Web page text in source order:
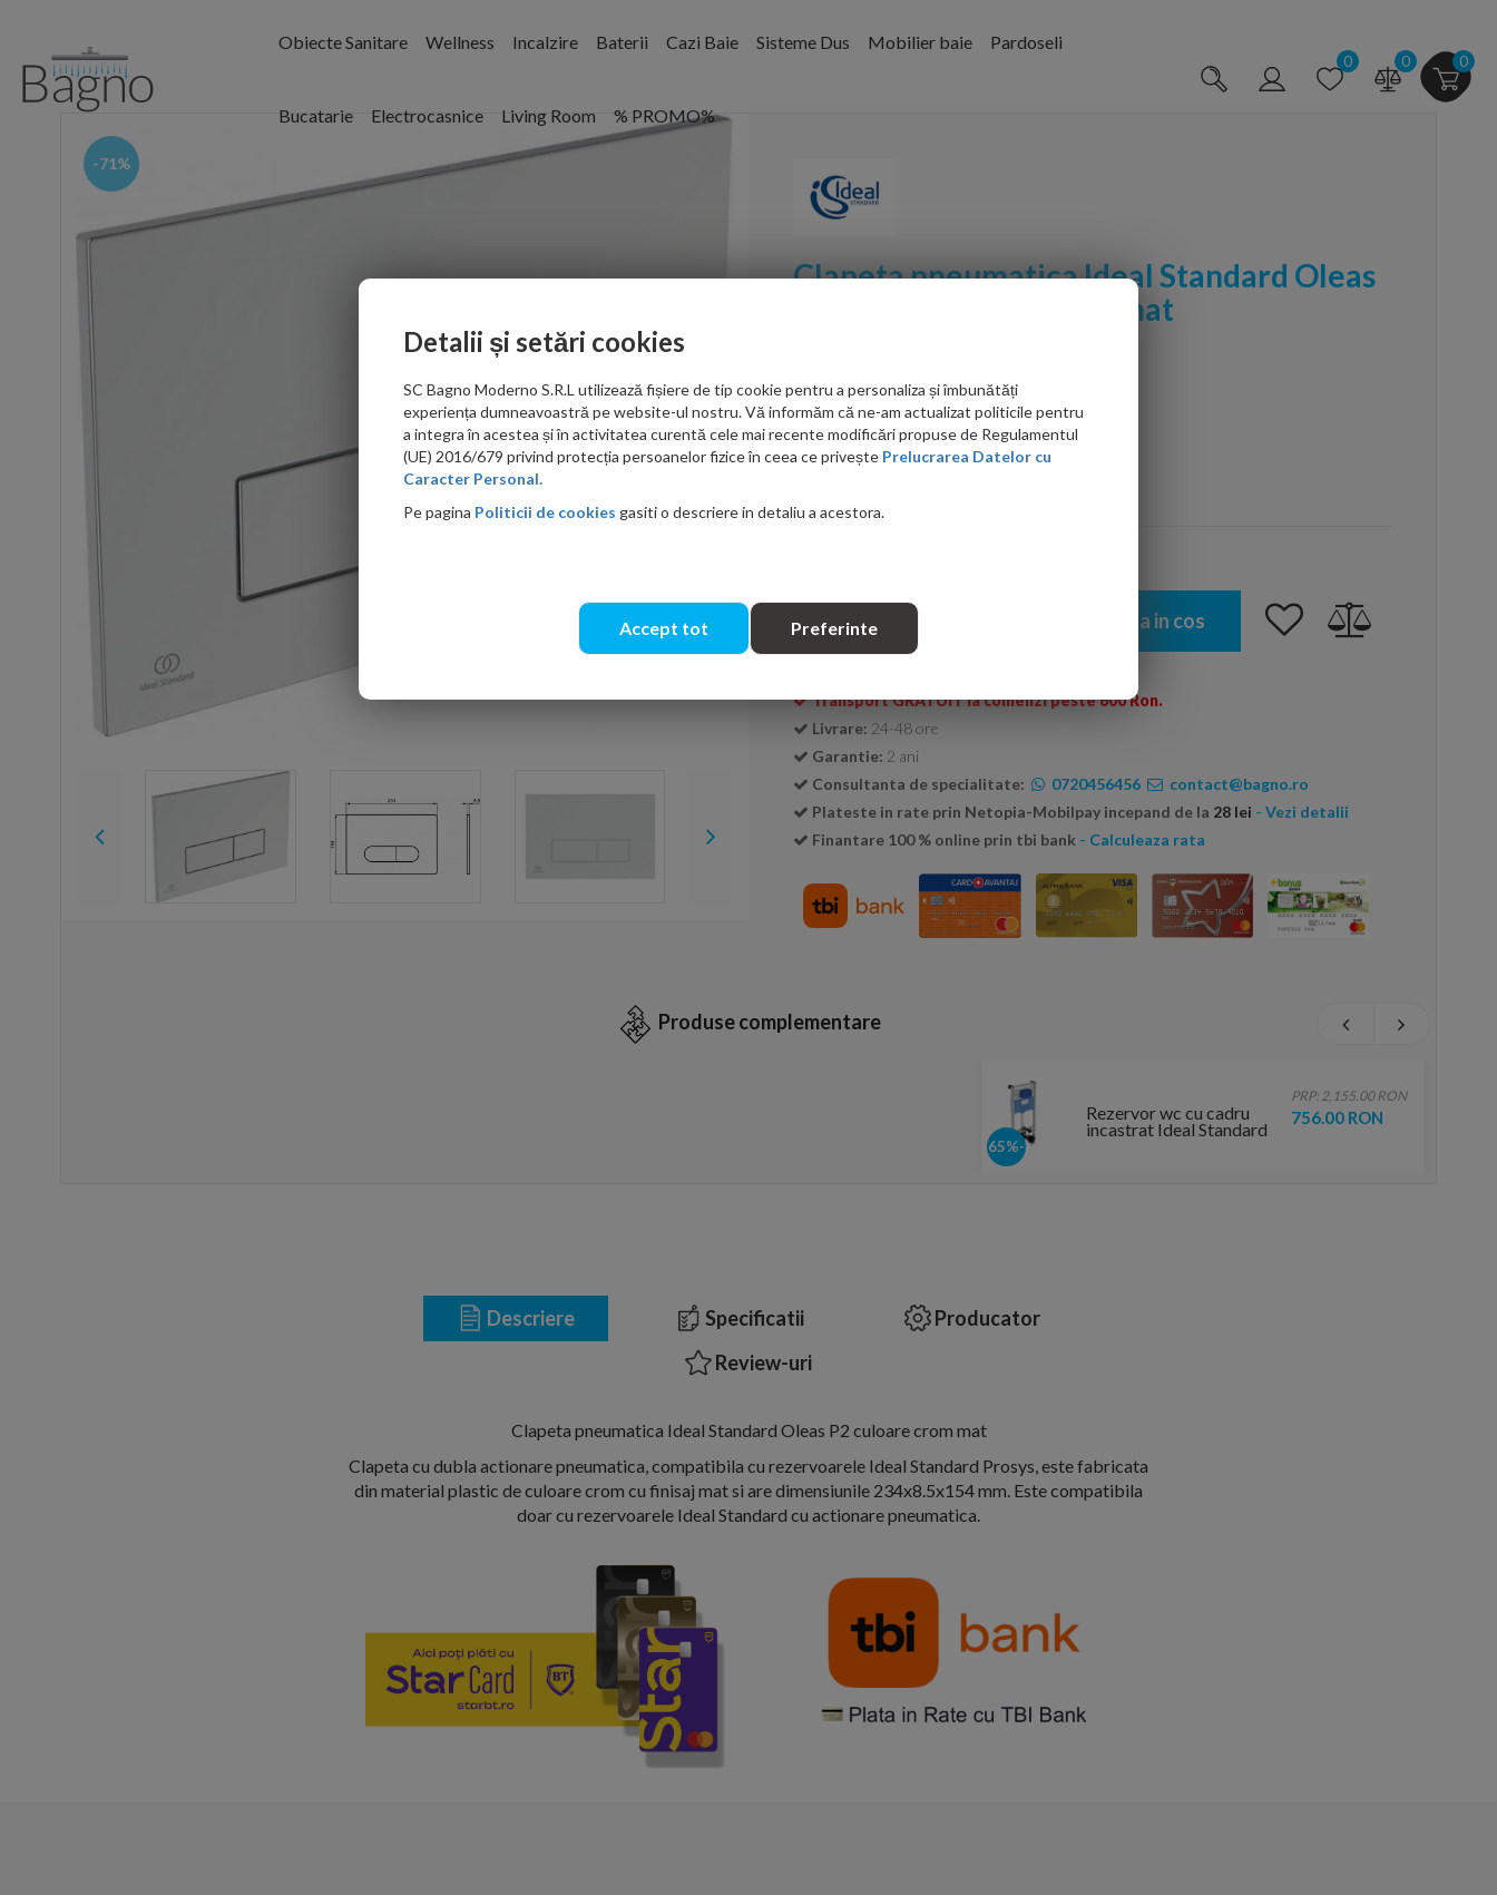
Obiecte Sanitare Wellness Incalzire Baterii Cazi Baie Sisteme Dus Mobilier baie Pardoseli
Bucatarie Electrocasnice Living Room % PROMO%
0 0 0
-71%
Clapeta pneumatica Ideal Standard Oleas
P2 culoare crom finisaj mat
PRP: 575.00 RON
167.00 RON
Cantitate: Adauga in cos
Transport GRATUIT la comenzi peste 600 Ron.
Livrare: 24-48 ore
Garantie: 2 ani
Consultanta de specialitate:
0720456456
contact@bagno.ro
Plateste in rate prin Netopia-Mobilpay incepand de la 28 lei - Vezi detalii
Finantare 100 % online prin tbi bank - Calculeaza rata
Produse complementare
-65%
Rezervor wc cu cadru
incastrat Ideal Standard
PRP: 2,155.00 RON
756.00 RON
Descriere Specificatii
Producator
Review-uri
Clapeta pneumatica Ideal Standard Oleas P2 culoare crom mat
Clapeta cu dubla actionare pneumatica, compatibila cu rezervoarele Ideal Standard Prosys, este fabricata
din material plastic de culoare crom cu finisaj mat si are dimensiunile 234x8.5x154 mm. Este compatibila
doar cu rezervoarele Ideal Standard cu actionare pneumatica.
Detalii și setări cookies
SC Bagno Moderno S.R.L utilizează fișiere de tip cookie pentru a personaliza și îmbunătăți
experiența dumneavoastră pe website-ul nostru. Vă informăm că ne-am actualizat politicile pentru
a integra în acestea și în activitatea curentă cele mai recente modificări propuse de Regulamentul
(UE) 2016/679 privind protecția persoanelor fizice în ceea ce privește Prelucrarea Datelor cu
Caracter Personal.
Pe pagina Politicii de cookies gasiti o descriere in detaliu a acestora.
Accept tot Preferinte